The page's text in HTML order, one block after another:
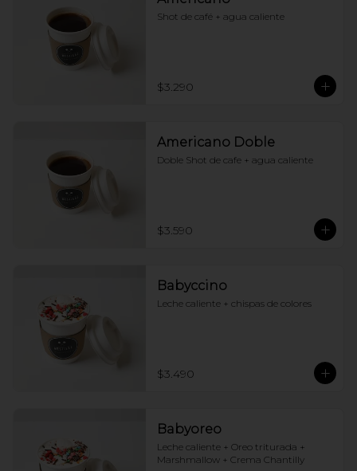
Shot de café + agua caliente
$3.290
Americano Doble
Doble Shot de cafe + agua caliente
$3.590
Babyccino
Leche caliente + chispas de colores
$3.490
Babyoreo
Leche caliente + Oreo triturada +
Marshmallow + Crema Chantilly